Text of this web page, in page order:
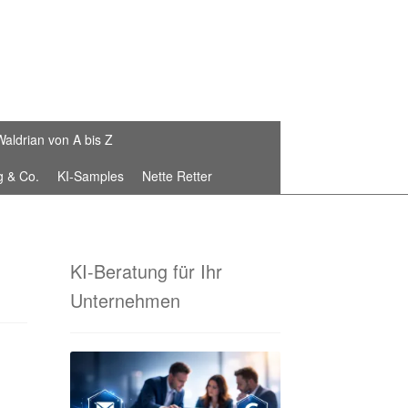
von A bis Z
& Co. KI-Samples Nette Retter
Fahnenbänder von Waldrian®
KI-Beratung für Ihr
Unternehmen